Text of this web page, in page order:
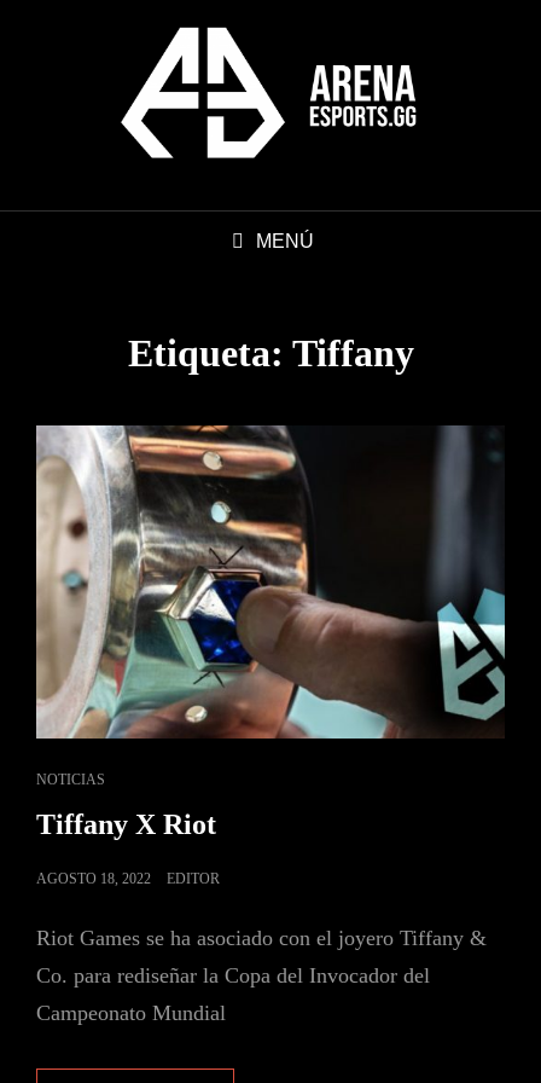
MENÚ
Etiqueta: Tiffany
NOTICIAS
Tiffany X Riot
AGOSTO 18, 2022 EDITOR
Riot Games se ha asociado con el joyero Tiffany &
Co. para rediseñar la Copa del Invocador del
Campeonato Mundial